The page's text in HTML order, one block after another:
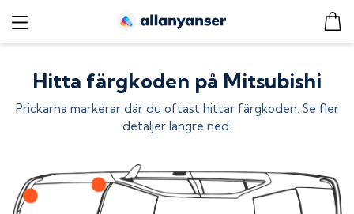
Hitta färgkoden på Mitsubishi
Prickarna markerar där du oftast hittar färgkoden. Se fler
detaljer längre ned.